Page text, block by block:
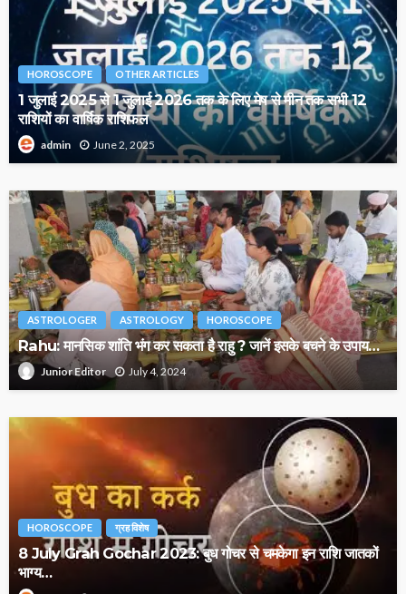
HOROSCOPE OTHER ARTICLES
1 जुलाई 2025 से 1 जुलाई 2026 तक के लिए मेष से मीन तक सभी 12
राशियों का वार्षिक राशिफल
admin June 2, 2025
ASTROLOGER ASTROLOGY HOROSCOPE
Rahu: मानसिक शांति भंग कर सकता है राहु ? जानें इसके बचने के उपाय…
Junior Editor July 4, 2024
HOROSCOPE ग्रह विशेष
8 July Grah Gochar 2023: बुध गोचर से चमकेगा इन राशि जातकों
भाग्य…